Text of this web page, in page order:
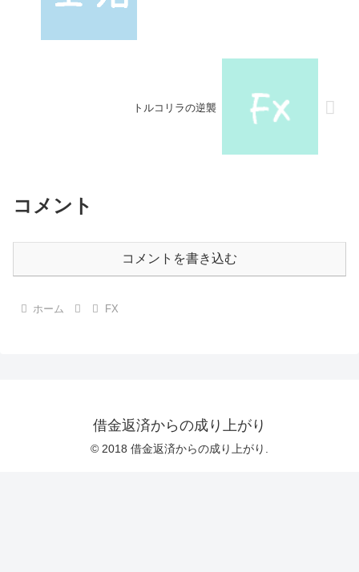
トルコリラの逆襲
コメント
コメントを書き込む
ホーム FX
借金返済からの成り上がり
© 2018 借金返済からの成り上がり.